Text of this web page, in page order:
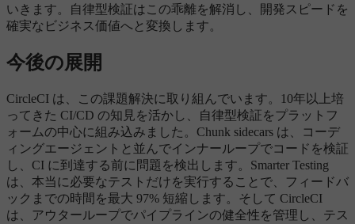
いきます。自律型検証はこの乖離を解消し、開発スピードを
確実なビジネス価値へと変換します。
今後の展開
CircleCI は、この課題解決に取り組んでいます。10年以上培
ってきた CI/CD の知見を活かし、自律型検証をプラットフ
ォームの中心に組み込みました。Chunk sidecars は、コーデ
ィングエージェントと並んでインナーループでコードを検証
し、CI に到達する前に問題を検出します。Smarter Testing
は、本当に必要なテストだけを実行することで、フィードバ
ックまでの時間を最大 97% 短縮します。そして CircleCI
は、アウターループでパイプラインの健全性を管理し、テス